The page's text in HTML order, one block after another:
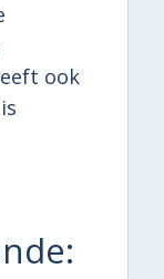
ook